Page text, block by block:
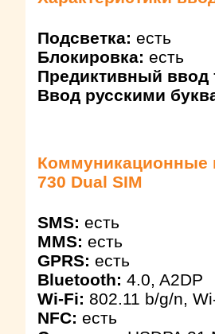
Подсветка: есть
Блокировка: есть
Предиктивный ввод
Ввод русскими
Коммуникационные
730 Dual SIM
SMS: есть
MMS: есть
GPRS: есть
Bluetooth: 4.0, A2DP
Wi-Fi: 802.11 b/g/n,
NFC: есть